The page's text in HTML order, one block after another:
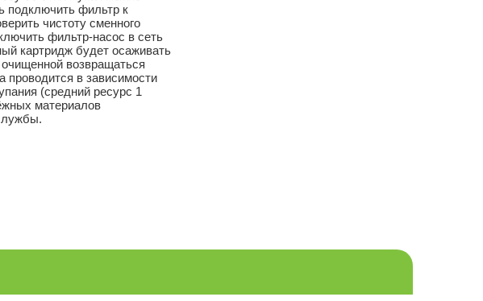
подключить фильтр к
чистоту сменного
фильтр-насос в сеть
картридж будет осаживать
возвращаться
проводится в зависимости
(средний ресурс 1
материалов